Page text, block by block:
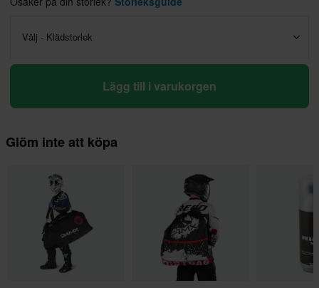
Välj - Klädstorlek
Lägg till i varukorgen
Glöm inte att köpa